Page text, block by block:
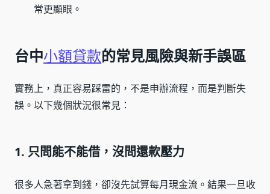
常更顯眼。
台中小額貸款的常見風險與新手誤區
實務上，真正容易踩雷的，不是申辦流程，而是判斷失
誤。以下幾個狀況很常見：
1. 只問能不能借，沒問還款壓力
很多人急著拿到錢，卻沒先試算每月現金流。結果一旦收